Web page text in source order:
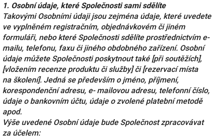
1. Osobní údaje, které Společnosti sami sdělíte
Takovými Osobními údaji jsou zejména údaje, které uvedete
ve vyplněném registračním, objednávkovém či jiném
formuláři, nebo které Společnosti sdělíte prostřednictvím e-
mailu, telefonu, faxu či jiného obdobného zařízení. Osobní
údaje můžete Společnosti poskytnout také [při soutěžích],
[vložením recenze produktu či služby] či [rezervací místa
na školení]. Jedná se především o jméno, příjmení,
korespondenční adresu, e- mailovou adresu, telefonní číslo,
údaje o bankovním účtu, údaje o zvolené platební metodě
apod.
Výše uvedené Osobní údaje bude Společnost zpracovávat
za účelem: